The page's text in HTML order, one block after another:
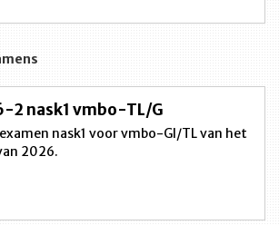
2 nask1 vmbo-TL/G
nask1 voor vmbo-Gl/TL van het
2026.